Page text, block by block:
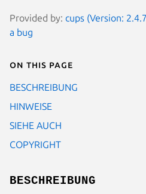
Provided by: cups (Version:
a bug
On this page
BESCHREIBUNG
HINWEISE
SIEHE AUCH
COPYRIGHT
BESCHREIBUNG